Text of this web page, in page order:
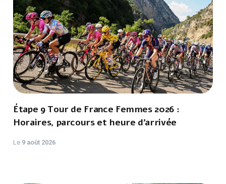
Étape 9 Tour de France Femmes 2026 :
Horaires, parcours et heure d’arrivée
Le 9 août 2026